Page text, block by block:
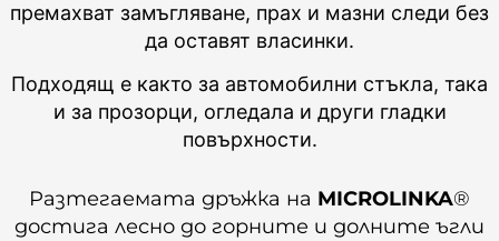
премахват замъгляване, прах и мазни следи без
да оставят власинки.
Подходящ е както за автомобилни стъкла, така
и за прозорци, огледала и други гладки
повърхности.
Разтегаемата дръжка на MICROLINKA®
достига лесно до горните и долните ъгли